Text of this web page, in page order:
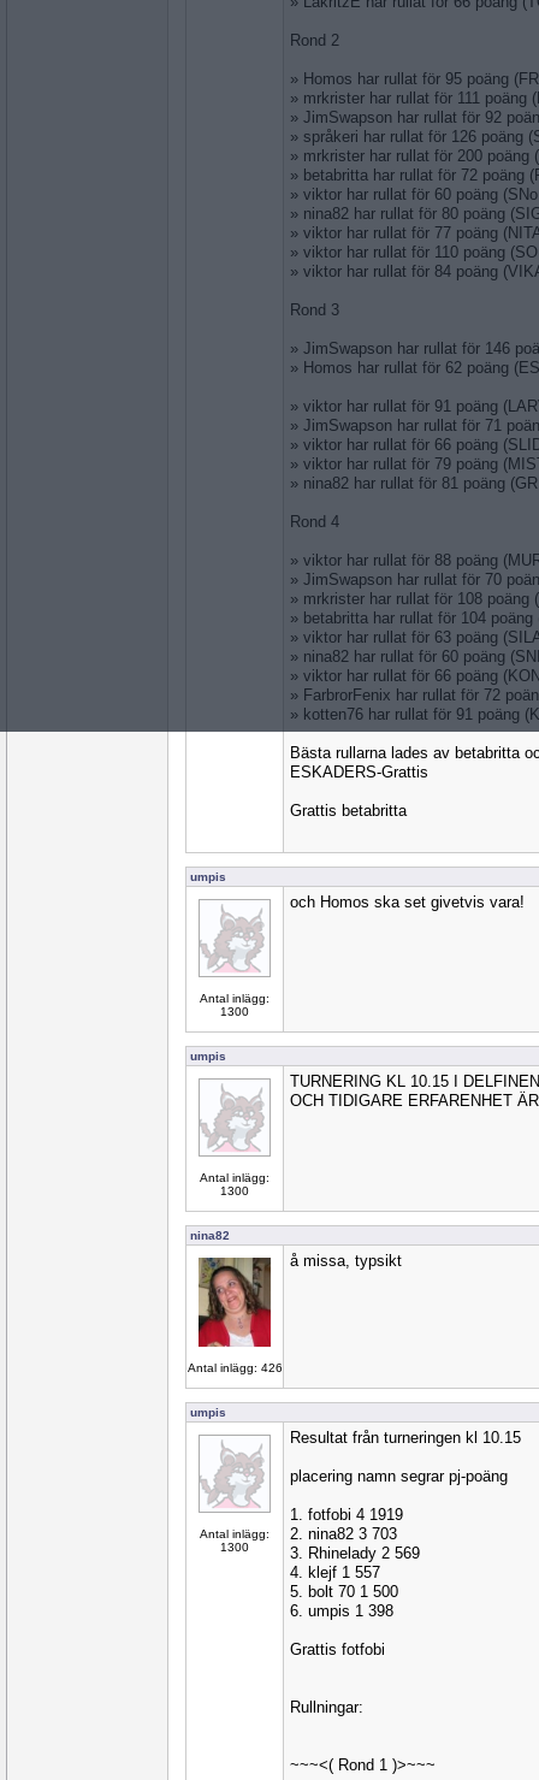
Rond 2
» Homos har rullat för 95 poäng
» mrkrister har rullat för 111 poäng
» JimSwapson har rullat för 92
» språkeri har rullat för 126 poäng
» mrkrister har rullat för 200 poäng
» betabritta har rullat för 72 poäng
» viktor har rullat för 60 poäng
» nina82 har rullat för 80 poäng
» viktor har rullat för 77 poäng
» viktor har rullat för 110 poäng
» viktor har rullat för 84 poäng
Rond 3
» JimSwapson har rullat för 146
» Homos har rullat för 62 poäng
» viktor har rullat för 91 poäng
» JimSwapson har rullat för 71
» viktor har rullat för 66 poäng
» viktor har rullat för 79 poäng
» nina82 har rullat för 81 poäng
Rond 4
» viktor har rullat för 88 poäng
» JimSwapson har rullat för 70
» mrkrister har rullat för 108 poäng
» betabritta har rullat för 104 poäng
» viktor har rullat för 63 poäng
» nina82 har rullat för 60 poäng
» viktor har rullat för 66 poäng
» FarbrorFenix har rullat för 72
» kotten76 har rullat för 91 poäng
Bästa rullarna lades av betabritta
ESKADERS-Grattis
Grattis betabritta
umpis
Antal inlägg:
1300
och Homos ska set givetvis vara!
umpis
Antal inlägg:
1300
TURNERING KL 10.15 I
OCH TIDIGARE ERFARENHET
nina82
Antal inlägg: 426
å missa, typsikt
umpis
Antal inlägg:
1300
Resultat från turneringen kl 10.15
placering namn segrar pj-poäng
1. fotfobi 4 1919
2. nina82 3 703
3. Rhinelady 2 569
4. klejf 1 557
5. bolt 70 1 500
6. umpis 1 398
Grattis fotfobi
Rullningar:
~~~<( Rond 1 )>~~~